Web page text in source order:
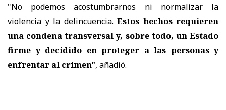
"No podemos acostumbrarnos ni normalizar la
violencia y la delincuencia. Estos hechos requieren
una condena transversal y, sobre todo, un Estado
firme y decidido en proteger a las personas y
enfrentar al crimen", añadió.